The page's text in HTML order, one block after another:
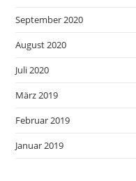
September 2020
August 2020
Juli 2020
März 2019
Februar 2019
Januar 2019